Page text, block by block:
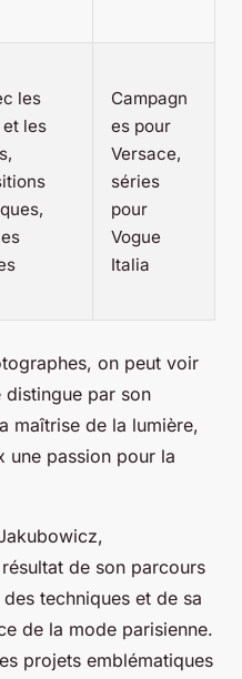
les
les
Campagn
es pour
Versace,
séries
pour
Vogue
Italia
on peut voir
par son
maîtrise de la lumière,
une passion pour la
de son parcours
techniques et de sa
de la mode parisienne.
projets emblématiques